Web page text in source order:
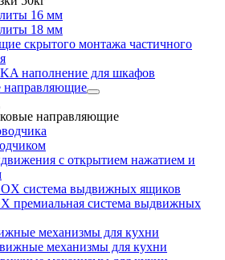
16 мм
18 мм
скрытого монтажа частичного
наполнение для шкафов
направляющие
с открытием нажатием и
система выдвижных ящиков
премиальная система выдвижных
механизмы для кухни
механизмы для кухни